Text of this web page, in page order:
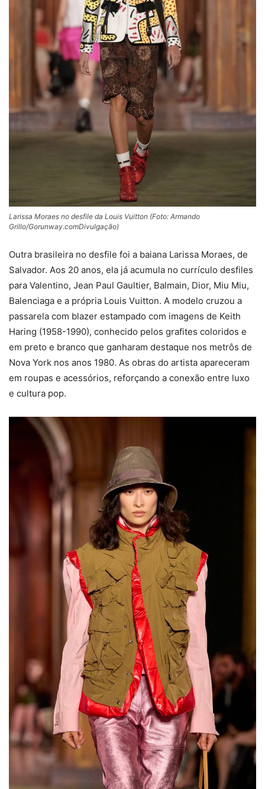
Larissa Moraes no desfile da Louis Vuitton (Foto: Armando
Grillo/Gorunway.comDivulgação)
Outra brasileira no desfile foi a baiana Larissa Moraes, de
Salvador. Aos 20 anos, ela já acumula no currículo desfiles
para Valentino, Jean Paul Gaultier, Balmain, Dior, Miu Miu,
Balenciaga e a própria Louis Vuitton. A modelo cruzou a
passarela com blazer estampado com imagens de Keith
Haring (1958-1990), conhecido pelos grafites coloridos e
em preto e branco que ganharam destaque nos metrôs de
Nova York nos anos 1980. As obras do artista apareceram
em roupas e acessórios, reforçando a conexão entre luxo
e cultura pop.